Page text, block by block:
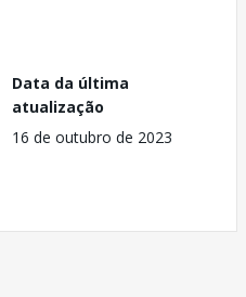
Data da última
atualização
16 de outubro de 2023